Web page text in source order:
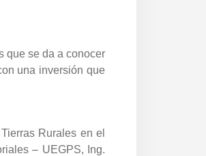
que se da a conocer
una inversión que
Rurales en el
– UEGPS, Ing.